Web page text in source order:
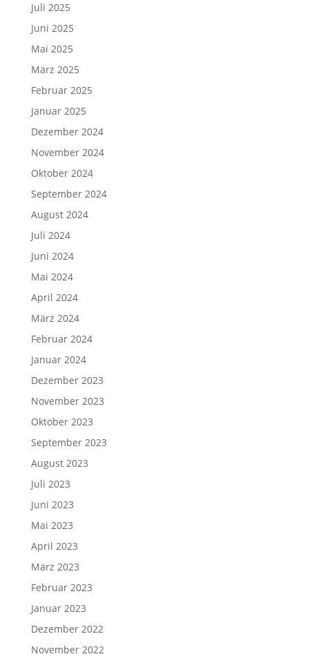
Juli 2025
Juni 2025
Mai 2025
März 2025
Februar 2025
Januar 2025
Dezember 2024
November 2024
Oktober 2024
September 2024
August 2024
Juli 2024
Juni 2024
Mai 2024
April 2024
März 2024
Februar 2024
Januar 2024
Dezember 2023
November 2023
Oktober 2023
September 2023
August 2023
Juli 2023
Juni 2023
Mai 2023
April 2023
März 2023
Februar 2023
Januar 2023
Dezember 2022
November 2022